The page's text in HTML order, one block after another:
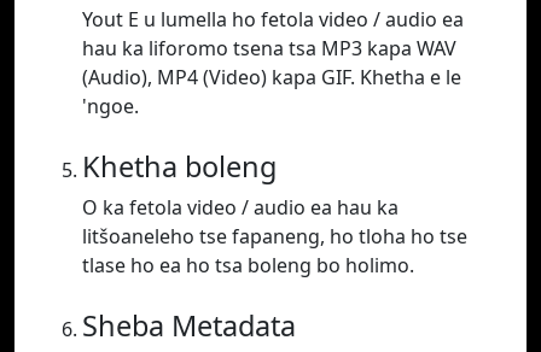
Yout E u lumella ho fetola video / audio ea
hau ka liforomo tsena tsa MP3 kapa WAV
(Audio), MP4 (Video) kapa GIF. Khetha e le
'ngoe.
Khetha boleng
O ka fetola video / audio ea hau ka
litšoaneleho tse fapaneng, ho tloha ho tse
tlase ho ea ho tsa boleng bo holimo.
Sheba Metadata